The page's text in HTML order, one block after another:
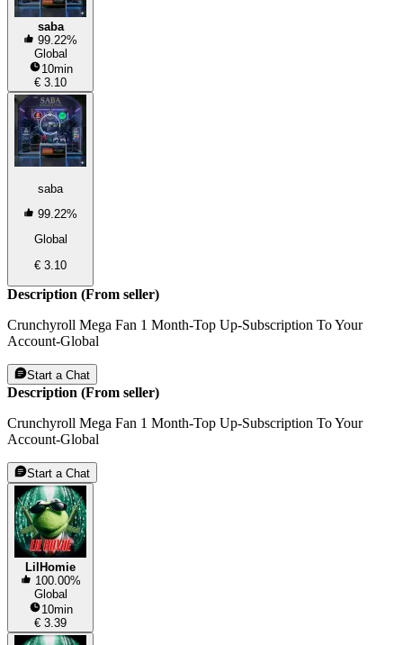
saba
99.22%
Global
10min
€ 3.10
saba
99.22%
Global
€ 3.10
Description (From seller)
Crunchyroll Mega Fan 1 Month-Top Up-Subscription To Your
Account-Global
Start a Chat
Description (From seller)
Crunchyroll Mega Fan 1 Month-Top Up-Subscription To Your
Account-Global
Start a Chat
LilHomie
100.00%
Global
10min
€ 3.39